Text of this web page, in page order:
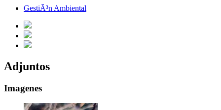
GestiÃ³n Ambiental
Adjuntos
Imagenes